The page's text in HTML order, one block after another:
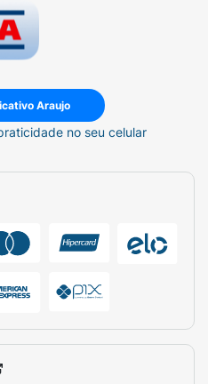
Araujo
no seu celular